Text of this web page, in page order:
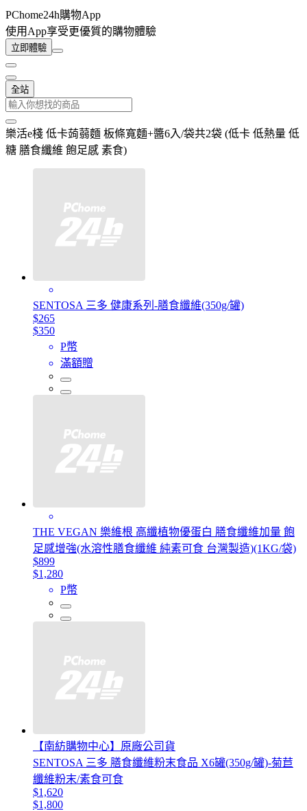
PChome24h購物App
使用App享受更優質的購物體驗
立即體驗
全站
樂活e棧 低卡蒟蒻麵 板條寬麵+醬6入/袋共2袋 (低卡 低熱量 低
糖 膳食纖維 飽足感 素食)
SENTOSA 三多 健康系列-膳食纖維(350g/罐)
$265
$350
P幣
滿額贈
THE VEGAN 樂維根 高纖植物優蛋白 膳食纖維加量 飽
足感增強(水溶性膳食纖維 純素可食 台灣製造)(1KG/袋)
$899
$1,280
P幣
【南紡購物中心】原廠公司貨
SENTOSA 三多 膳食纖維粉末食品 X6罐(350g/罐)-菊苣
纖維粉末/素食可食
$1,620
$1,800